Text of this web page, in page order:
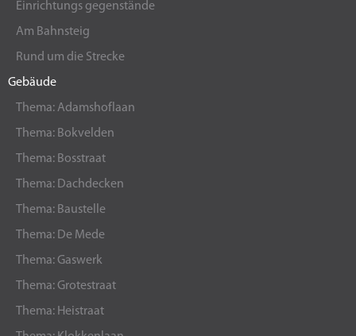
Einrichtungs gegenstände
Am Bahnsteig
Rund um die Strecke
Gebäude
Thema: Adamshoflaan
Thema: Bokvelden
Thema: Bosstraat
Thema: Dachdecken
Thema: Baustelle
Thema: De Mede
Thema: Gaswerk
Thema: Grotestraat
Thema: Heistraat